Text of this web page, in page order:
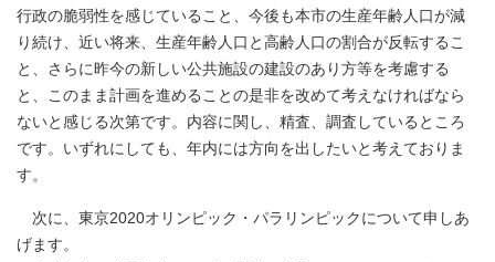
行政の脆弱性を感じていること、今後も本市の生産年齢人口が減
り続け、近い将来、生産年齢人口と高齢人口の割合が反転するこ
と、さらに昨今の新しい公共施設の建設のあり方等を考慮する
と、このまま計画を進めることの是非を改めて考えなければなら
ないと感じる次第です。内容に関し、精査、調査しているところ
です。いずれにしても、年内には方向を出したいと考えておりま
す。
次に、東京2020オリンピック・パラリンピックについて申しあ
げます。